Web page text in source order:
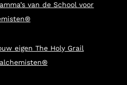
van de School voor
eigen The Holy Grail